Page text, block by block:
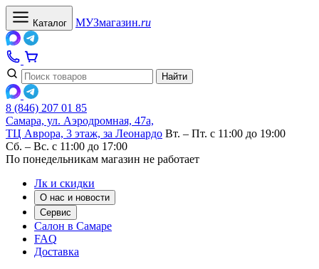
Каталог МУЗмагазин.ru
Найти
8 (846) 207 01 85
Самара, ул. Аэродромная, 47а,
ТЦ Аврора, 3 этаж, за Леонардо Вт. – Пт. с 11:00 до 19:00
Сб. – Вс. с 11:00 до 17:00
По понедельникам магазин не работает
Лк и скидки
О нас и новости
Сервис
Салон в Самаре
FAQ
Доставка